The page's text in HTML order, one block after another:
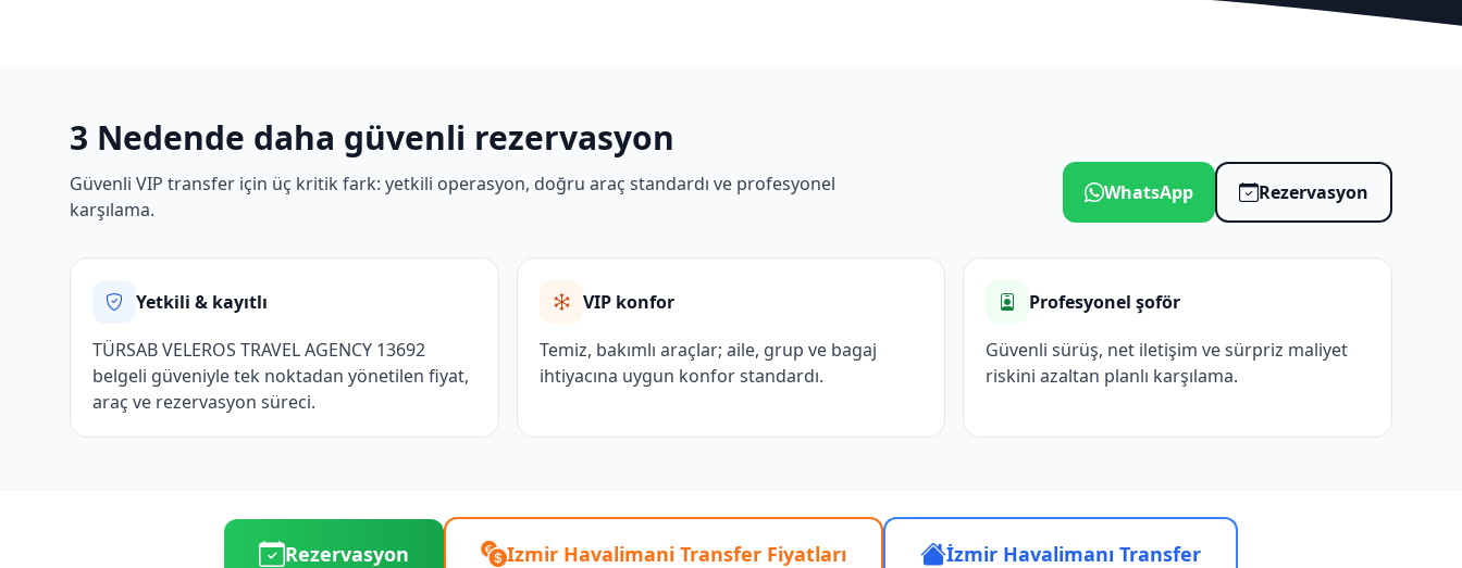
3 Nedende daha güvenli rezervasyon
Güvenli VIP transfer için üç kritik fark: yetkili operasyon, doğru araç standardı ve profesyonel
karşılama.
WhatsApp Rezervasyon
Yetkili & kayıtlı
TÜRSAB VELEROS TRAVEL AGENCY 13692
belgeli güveniyle tek noktadan yönetilen fiyat,
araç ve rezervasyon süreci.
VIP konfor
Temiz, bakımlı araçlar; aile, grup ve bagaj
ihtiyacına uygun konfor standardı.
Profesyonel şoför
Güvenli sürüş, net iletişim ve sürpriz maliyet
riskini azaltan planlı karşılama.
Rezervasyon Izmir Havalimani Transfer Fiyatları İzmir Havalimanı Transfer